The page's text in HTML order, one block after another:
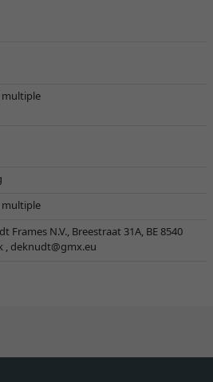
multiple
multiple
Frames N.V., Breestraat 31A, BE 8540
, deknudt@gmx.eu